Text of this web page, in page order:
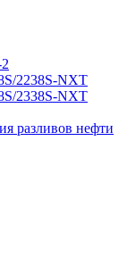
2238S-NXT
2338S-NXT
разливов нефти